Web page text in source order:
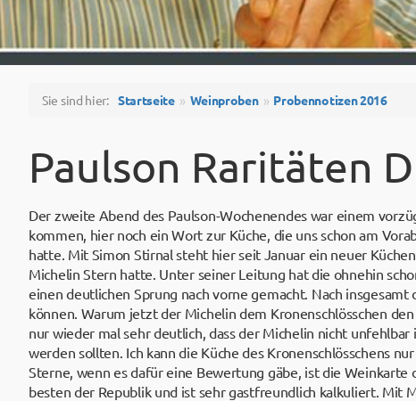
Sie sind hier: Startseite Weinproben Probennotizen 2016
Paulson Raritäten
Der zweite Abend des Paulson-Wochenendes war einem
kommen, hier noch ein Wort zur Küche, die uns schon am
hatte. Mit Simon Stirnal steht hier seit Januar ein neuer
Michelin Stern hatte. Unter seiner Leitung hat die ohnehin
einen deutlichen Sprung nach vorne gemacht. Nach
können. Warum jetzt der Michelin dem Kronenschlösschen
nur wieder mal sehr deutlich, dass der Michelin nicht
werden sollten. Ich kann die Küche des Kronenschlösschens
Sterne, wenn es dafür eine Bewertung gäbe, ist die
besten der Republik und ist sehr gastfreundlich kalkuliert. Mit